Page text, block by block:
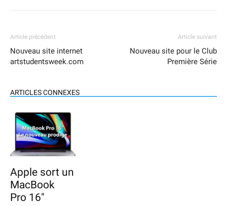
Article précédent
Nouveau site internet
artstudentsweek.com
Article suivant
Nouveau site pour le Club
Première Série
ARTICLES CONNEXES
Apple sort un
MacBook
Pro 16″